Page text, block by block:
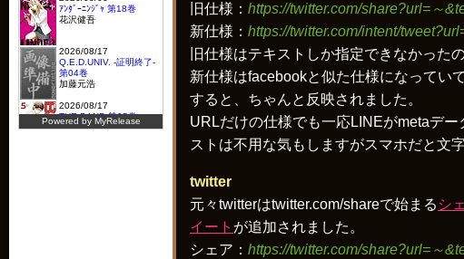
旧仕様： https://twitter.com/share?url=～
新仕様： https://twitter.com/intent/
旧仕様はテキストしか指定できなかった
新仕様はfacebookと似た仕様になってい
すると、ちゃんと反映されました。
URLだけの仕様でも一応LINEがmetaデ
ストは不用な気もしますがスマホだと文
twitter
元々twitterはtwitter.com/shareで始まる シ
イート が追加されました。
シェア： https://twitter.com/share?url=～